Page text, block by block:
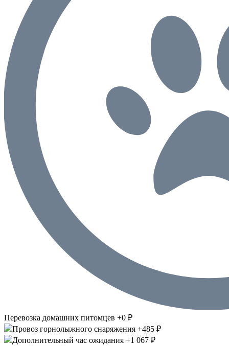
Перевозка домашних питомцев +0 ₽
Провоз горнолыжного снаряжения +485 ₽
Дополнительный час ожидания +1 067 ₽